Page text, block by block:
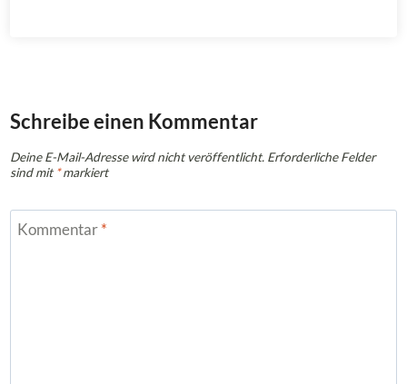
Schreibe einen Kommentar
Deine E-Mail-Adresse wird nicht veröffentlicht. Erforderliche Felder
sind mit*markiert
Kommentar*